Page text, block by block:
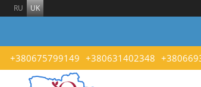
RU UK
+380675799149 +380631402348